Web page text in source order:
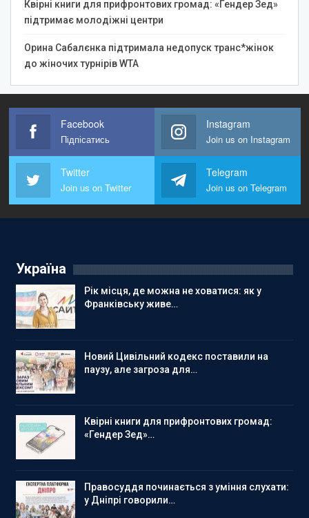
Квірні книги для прифронтових громад: «Гендер Зед»
підтримає молодіжні центри
Орина Сабалєнка підтримала недопуск транс*жінок
до жіночих турнірів WTA
Facebook
Підпісатись
Instagram
Join us on Instagram
Twitter
Join us on Twitter
Telegram
Join us on Telegram
Україна
Рік місця, де можна не ховатися: як у
Франківську живе…
Новий Цивільний кодекс поставили на
паузу, але загроза для…
Квірні книги для прифронтових громад:
«Гендер Зед»…
Правосуддя починається з уміння слухати:
у Дніпрі говорили…